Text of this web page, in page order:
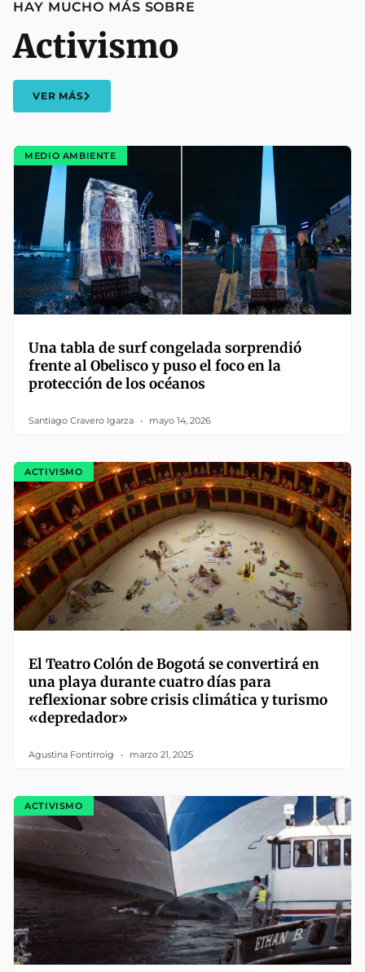
HAY MUCHO MÁS SOBRE
Activismo
VER MÁS
MEDIO AMBIENTE
Una tabla de surf congelada sorprendió
frente al Obelisco y puso el foco en la
protección de los océanos
Santiago Cravero Igarza mayo 14, 2026
ACTIVISMO
El Teatro Colón de Bogotá se convertirá en
una playa durante cuatro días para
reflexionar sobre crisis climática y turismo
«depredador»
Agustina Fontirroig marzo 21, 2025
ACTIVISMO